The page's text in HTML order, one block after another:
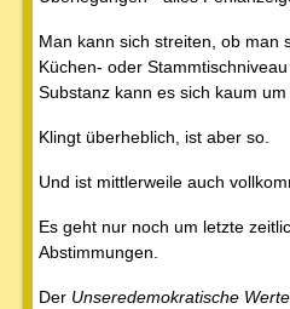
Man kann sich streiten, ob man
Küchen- oder
Substanz kann es sich kaum um
Klingt überheblich, ist aber so.
Und ist mittlerweile auch
Es geht nur noch um letzte
Abstimmungen.
Der Unseredemokratische